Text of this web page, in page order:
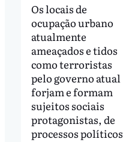
Os locais de
ocupação urbano
atualmente
ameaçados e tidos
como terroristas
pelo governo atual
forjam e formam
sujeitos sociais
protagonistas, de
processos políticos